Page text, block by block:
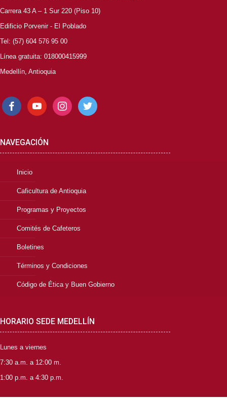
Carrera 43 A – 1 Sur 220 (Piso 10)
Edificio Porvenir - El Poblado
Tel: (57) 604 576 95 00
Línea gratuita: 018000415999
Medellín, Antioquia
facebookyoutube instagramtwitter
NAVEGACIÓN
Inicio
Caficultura de Antioquia
Programas y Proyectos
Comités de Cafeteros
Boletines
Términos y Condiciones
Código de Ética y Buen Gobierno
HORARIO SEDE MEDELLÍN
Lunes a viernes
7:30 a.m. a 12:00 m.
1:00 p.m. a 4:30 p.m.